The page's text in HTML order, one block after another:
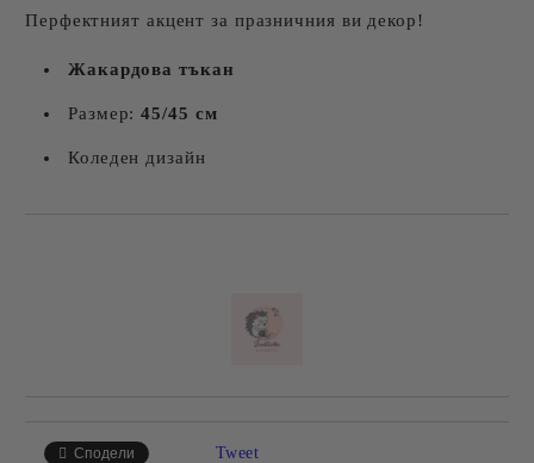
Перфектният акцент за празничния ви декор!
Жакардова тъкан
Размер:45/45 см
Коледен дизайн
Сподели Tweet